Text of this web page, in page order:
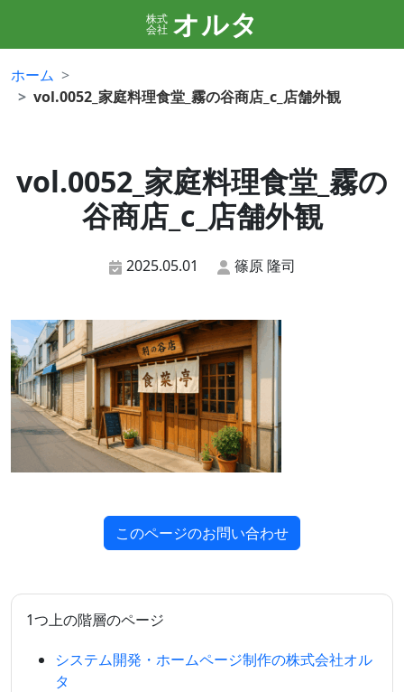
株式
会社 オルタ
ホーム
vol.0052_家庭料理食堂_霧の谷商店_c_店舗外観
vol.0052_家庭料理食堂_霧の
谷商店_c_店舗外観
2025.05.01 篠原 隆司
このページのお問い合わせ
1つ上の階層のページ
システム開発・ホームページ制作の株式会社オル
タ